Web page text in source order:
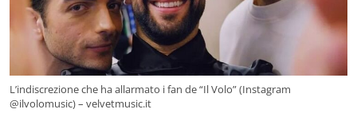
L’indiscrezione che ha allarmato i fan de “Il Volo” (Instagram
@ilvolomusic) – velvetmusic.it